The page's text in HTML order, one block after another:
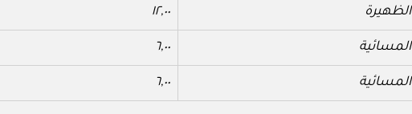
الظهيرة ١٢,٠٠
المسائية ٦,٠٠
المسائية ٦,٠٠